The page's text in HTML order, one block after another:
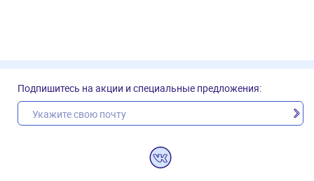
Подпишитесь на акции и специальные предложения: